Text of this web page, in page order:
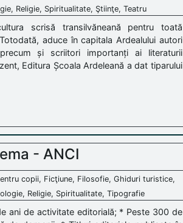
Religie, Spiritualitate, Ştiinţe, Teatru
scrisă transilvăneană pentru toată
aduce în capitala Ardealului autori
și scriitori importanți ai literaturii
Editura Școala Ardeleană a dat tiparului
- ANCI
copii, Ficţiune, Filosofie, Ghiduri turistice,
Religie, Spiritualitate, Tipografie
ani de activitate editorială; * Peste 300 de